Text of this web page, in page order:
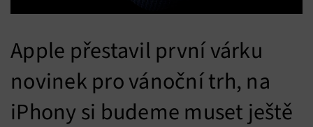
Apple přestavil první várku
novinek pro vánoční trh, na
iPhony si budeme muset ještě